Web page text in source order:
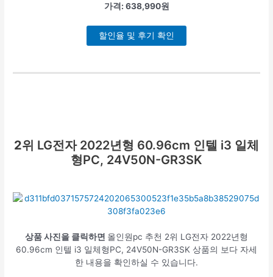
가격: 638,990원
할인율 및 후기 확인
2위 LG전자 2022년형 60.96cm 인텔 i3 일체
형PC, 24V50N-GR3SK
상품 사진을 클릭하면 올인원pc 추천 2위 LG전자 2022년형
60.96cm 인텔 i3 일체형PC, 24V50N-GR3SK 상품의 보다 자세
한 내용을 확인하실 수 있습니다.